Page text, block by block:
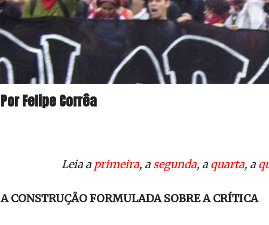
Por Felipe Corrêa
Leia a primeira, a segunda, a quarta, a
A CONSTRUÇÃO FORMULADA SOBRE A CRÍTICA